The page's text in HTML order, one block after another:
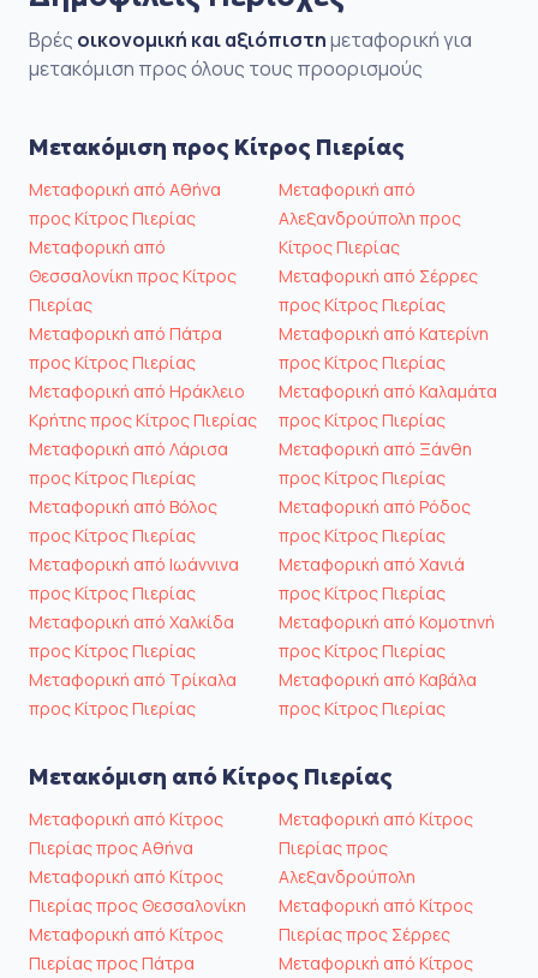
Βρές οικονομική και αξιόπιστημεταφορική για
μετακόμιση προς όλους τους προορισμούς
Μετακόμιση προς Κίτρος Πιερίας
Μεταφορική από Αθήνα
προς Κίτρος Πιερίας
Μεταφορική από
Θεσσαλονίκη προς Κίτρος
Πιερίας
Μεταφορική από Πάτρα
προς Κίτρος Πιερίας
Μεταφορική από Ηράκλειο
Κρήτης προς Κίτρος Πιερίας
Μεταφορική από Λάρισα
προς Κίτρος Πιερίας
Μεταφορική από Βόλος
προς Κίτρος Πιερίας
Μεταφορική από Ιωάννινα
προς Κίτρος Πιερίας
Μεταφορική από Χαλκίδα
προς Κίτρος Πιερίας
Μεταφορική από Τρίκαλα
προς Κίτρος Πιερίας
Μεταφορική από
Αλεξανδρούπολη προς
Κίτρος Πιερίας
Μεταφορική από Σέρρες
προς Κίτρος Πιερίας
Μεταφορική από Κατερίνη
προς Κίτρος Πιερίας
Μεταφορική από Καλαμάτα
προς Κίτρος Πιερίας
Μεταφορική από Ξάνθη
προς Κίτρος Πιερίας
Μεταφορική από Ρόδος
προς Κίτρος Πιερίας
Μεταφορική από Χανιά
προς Κίτρος Πιερίας
Μεταφορική από Κομοτηνή
προς Κίτρος Πιερίας
Μεταφορική από Καβάλα
προς Κίτρος Πιερίας
Μετακόμιση από Κίτρος Πιερίας
Μεταφορική από Κίτρος
Πιερίας προς Αθήνα
Μεταφορική από Κίτρος
Πιερίας προς Θεσσαλονίκη
Μεταφορική από Κίτρος
Πιερίας προς Πάτρα
Μεταφορική από Κίτρος
Πιερίας προς
Αλεξανδρούπολη
Μεταφορική από Κίτρος
Πιερίας προς Σέρρες
Μεταφορική από Κίτρος